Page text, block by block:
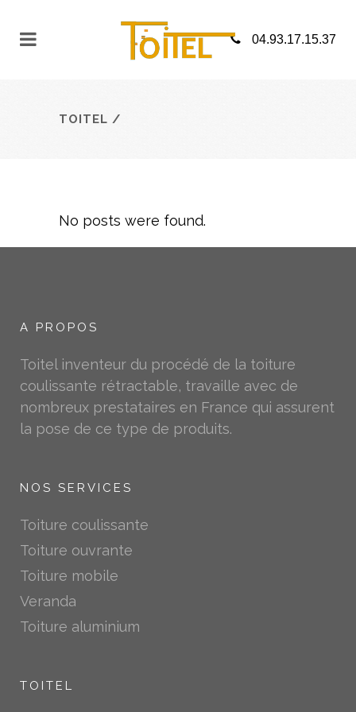
04.93.17.15.37
TOITEL /
No posts were found.
A PROPOS
Toitel inventeur du procédé de la toiture
coulissante rétractable, travaille avec de
nombreux prestataires en France qui assurent
la pose de ce type de produits.
NOS SERVICES
Toiture coulissante
Toiture ouvrante
Toiture mobile
Veranda
Toiture aluminium
TOITEL